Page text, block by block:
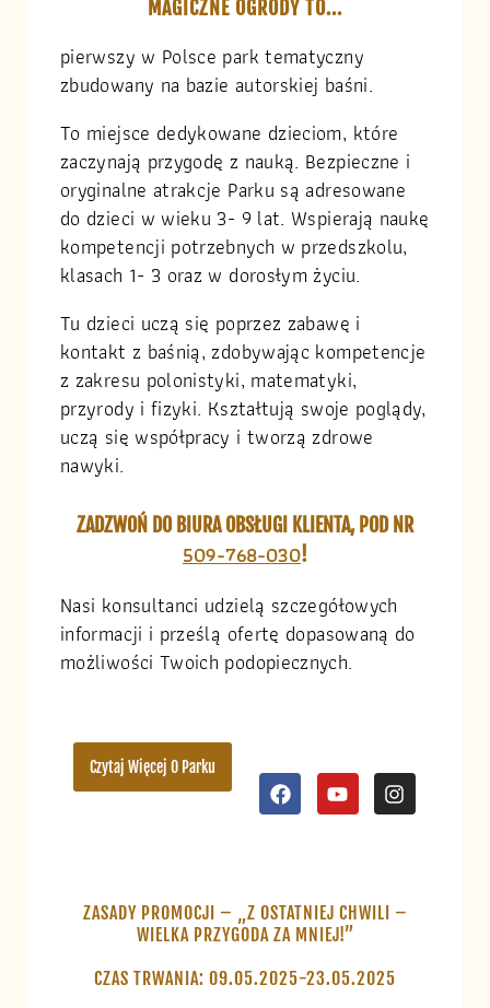
MAGICZNE OGRODY TO...
pierwszy w Polsce park tematyczny
zbudowany na bazie autorskiej baśni.
To miejsce dedykowane dzieciom, które
zaczynają przygodę z nauką. Bezpieczne i
oryginalne atrakcje Parku są adresowane
do dzieci w wieku 3- 9 lat. Wspierają naukę
kompetencji potrzebnych w przedszkolu,
klasach 1- 3 oraz w dorosłym życiu.
Tu dzieci uczą się poprzez zabawę i
kontakt z baśnią, zdobywając kompetencje
z zakresu polonistyki, matematyki,
przyrody i fizyki. Kształtują swoje poglądy,
uczą się współpracy i tworzą zdrowe
nawyki.
ZADZWOŃ DO BIURA OBSŁUGI KLIENTA, POD NR
509-768-030!
Nasi konsultanci udzielą szczegółowych
informacji i prześlą ofertę dopasowaną do
możliwości Twoich podopiecznych.
Czytaj Więcej O Parku
ZASADY PROMOCJI – „Z OSTATNIEJ CHWILI –
WIELKA PRZYGODA ZA MNIEJ!”
CZAS TRWANIA: 09.05.2025-23.05.2025